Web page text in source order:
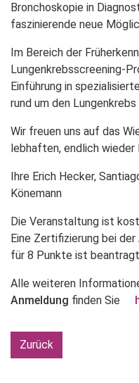
Bronchoskopie in
faszinierende neue
Im Bereich der
Lungenkrebsscreening-
Einführung in
rund um den
Wir freuen uns auf das
lebhaften, endlich wieder
Ihre Erich Hecker,
Könemann
Die Veranstaltung ist
Eine Zertifizierung bei
für 8 Punkte ist
Alle weiteren
Anmeldung finden Sie
Zurück